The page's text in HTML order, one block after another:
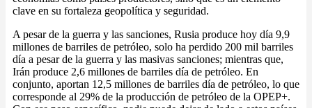
clave en su fortaleza geopolítica y seguridad.
A pesar de la guerra y las sanciones, Rusia produce hoy día 9,9
millones de barriles de petróleo, solo ha perdido 200 mil barriles
día a pesar de la guerra y las masivas sanciones; mientras que,
Irán produce 2,6 millones de barriles día de petróleo. En
conjunto, aportan 12,5 millones de barriles día de petróleo, lo que
corresponde al 29% de la producción de petróleo de la OPEP+.